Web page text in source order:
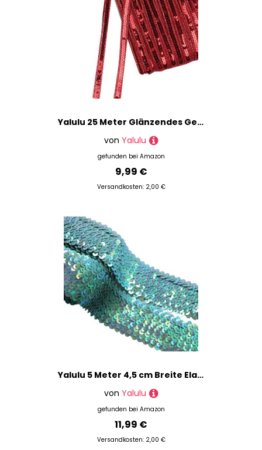
Yalulu 25 Meter Glänzendes Geflochten Zierband Paillettenband Glitzer Borte Paillettenborte Zierband Geschenkband Bortenband Nähen DIY Handwerk Bastelprojekte (Rot)
von Yalulu
gefunden bei Amazon
9,99 €
Versandkosten: 2,00 €
Yalulu 5 Meter 4,5 cm Breite Elastisches Glänzendes Paillettenband Glitzer Paillettenborte Bortenband Applikation für DIY Handwerk Bastelprojekte (Himmelblau)
von Yalulu
gefunden bei Amazon
11,99 €
Versandkosten: 2,00 €